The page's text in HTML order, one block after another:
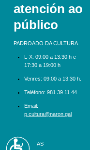
Accesibilidad
atención ao
público
PADROADO DA CULTURA
L-X: 09:00 a 13:30 h e
17:30 a 19:00 h
Venres: 09:00 a 13:30 h.
Teléfono: 981 39 11 44
Email:
p.cultura@naron.gal
BILLETEIRAS